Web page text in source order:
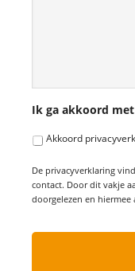
Ik ga akkoord
Akkoord
De privacyverklaring
contact. Door dit vakje
doorgelezen en hiermee